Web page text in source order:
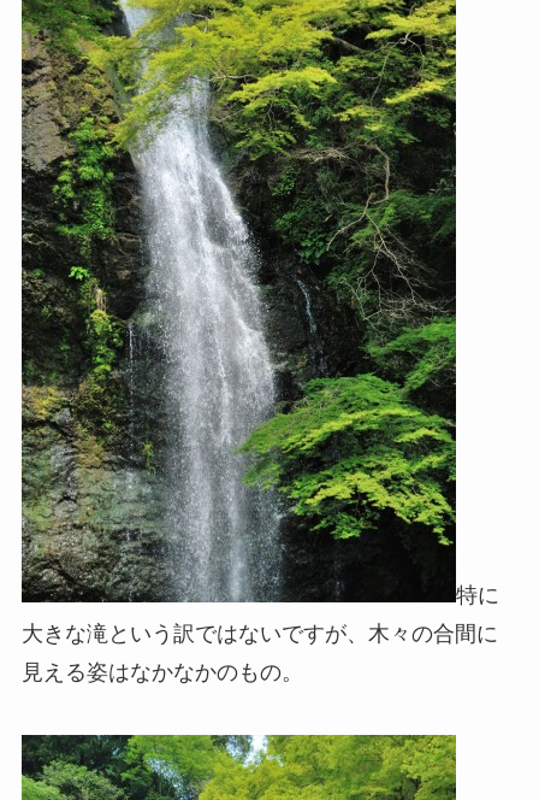
特に
大きな滝という訳ではないですが、木々の合間に
見える姿はなかなかのもの。